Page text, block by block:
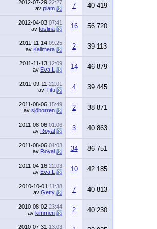
2012-07-29 22:27
av piam 7 40 419
2012-04-03 07:41
av Ioslina 16 56 720
2011-11-14 09:25
av Kalimera 2 39 113
2011-11-13 12:09
av Eva L 14 46 879
2011-09-11 22:01
av Titti 4 39 445
2011-08-06 15:49
av sjöborren 2 38 871
2011-08-06 01:06
av Royal 3 40 863
2011-08-06 01:03
av Royal 34 86 751
2011-04-16 22:03
av Eva L 10 42 185
2010-10-01 11:38
av Getty 7 40 813
2010-08-02 23:44
av kimmen 2 40 230
2010-07-31 13:03